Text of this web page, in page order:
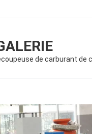
de carburant de